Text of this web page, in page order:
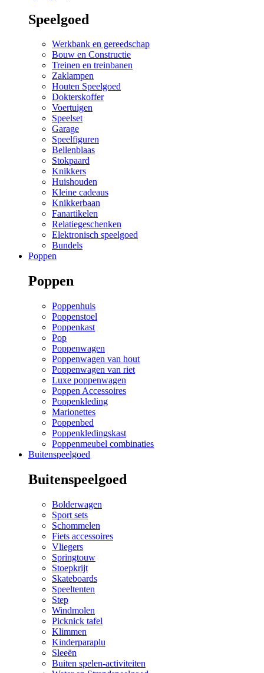
Speelgoed
Werkbank en gereedschap
Bouw en Constructie
Treinen en treinbanen
Zaklampen
Houten Speelgoed
Dokterskoffer
Voertuigen
Speelset
Garage
Speelfiguren
Bellenblaas
Stokpaard
Knikkers
Huishouden
Kleine cadeaus
Knikkerbaan
Fanartikelen
Relatiegeschenken
Elektronisch speelgoed
Bundels
Poppen
Poppen
Poppenhuis
Poppenstoel
Poppenkast
Pop
Poppenwagen
Poppenwagen van hout
Poppenwagen van riet
Luxe poppenwagen
Poppen Accessoires
Poppenkleding
Marionettes
Poppenbed
Poppenkledingskast
Poppenmeubel combinaties
Buitenspeelgoed
Buitenspeelgoed
Bolderwagen
Sport sets
Schommelen
Fiets accessoires
Vliegers
Springtouw
Stoepkrijt
Skateboards
Speeltenten
Step
Windmolen
Picknick tafel
Klimmen
Kinderparaplu
Sleeën
Buiten spelen-activiteiten